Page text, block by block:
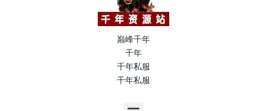
巅峰千年
千年
千年私服
千年私服